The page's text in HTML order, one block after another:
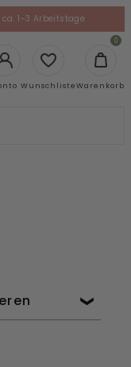
1-3 Arbeitstage
0
WunschlisteWarenkorb